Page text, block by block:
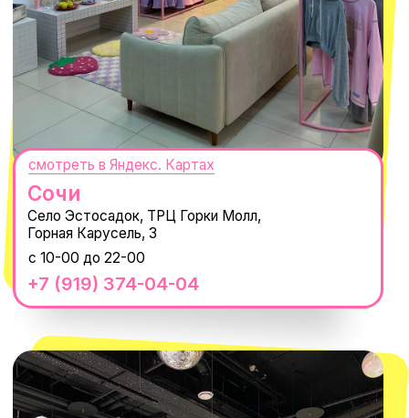
8 800 550-06-92
macrocosm_store@mail.ru
КОНТАКТЫ
Оплата долями
Size guide
Обмен и возврат
Доставка и оплата
Реквизиты
Магазины
Наши путешествия
Наши проекты
Новости
Каталог
О КОМПАНИИ
Нажимая "Подписаться", вы соглашаетесь с
Политикой обработки
персональных данныхи
Согласием на рассылку электронных
сообщений
@MACROCOSM_STORE
MACROCOSM
000+ подписчиков
14'000+ подписчиков в нашем Telegram-
канале